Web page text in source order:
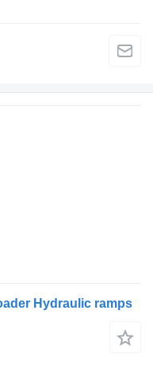
Hydraulic ramps